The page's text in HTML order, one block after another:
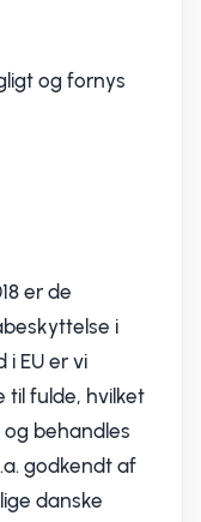
og fornys
er de
i
i EU er vi
til fulde, hvilket
behandles
godkendt af
danske